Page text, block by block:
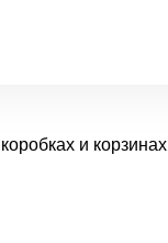
и корзинах